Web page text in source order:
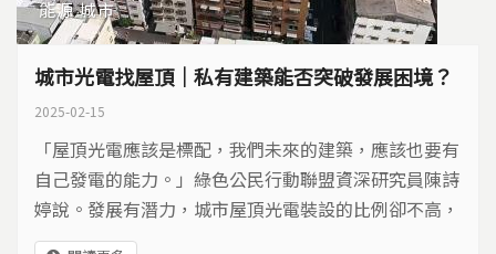
能源 城市
城市光電找屋頂｜私有建築能否突破發展困境？
2025-02-15
「屋頂光電應該是標配，我們未來的建築，應該也要有
自己發電的能力。」綠色公民行動聯盟資深研究員陳詩
婷說。發展有潛力，城市屋頂光電裝設的比例卻不高，
到底卡在哪裡？